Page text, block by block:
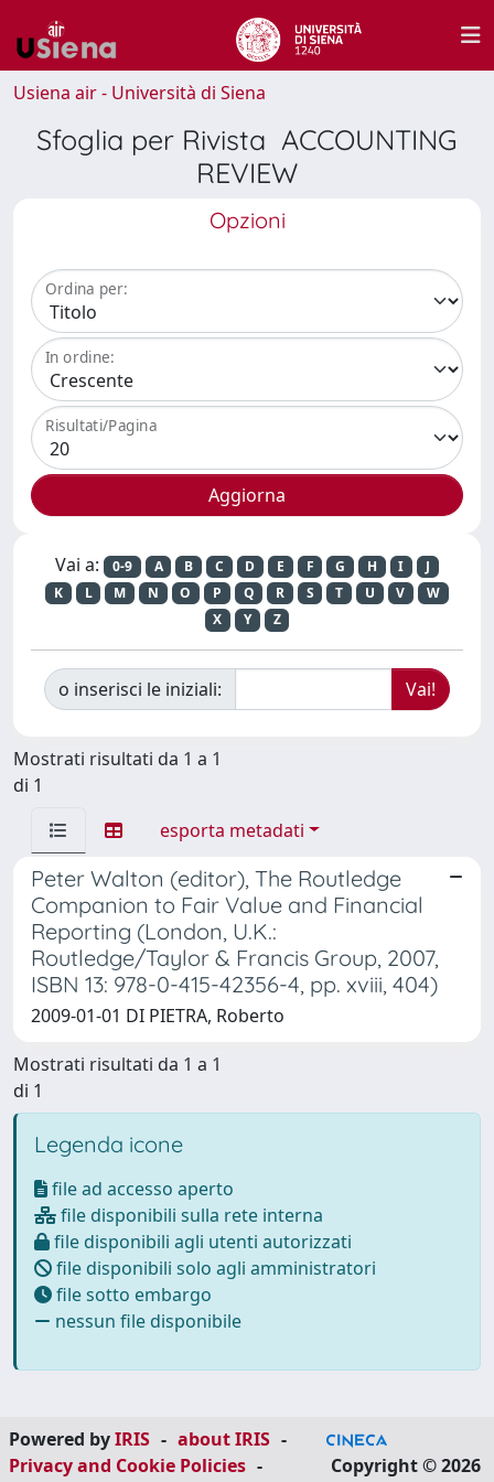
Usiena air - Università di Siena
Sfoglia per Rivista ACCOUNTING
REVIEW
Opzioni
Ordina per:
In ordine:
Risultati/Pagina
Vai a: 0-9 A B C D E F G H I
J
K
L M N O P Q R S T U V
W
X
Y Z
o inserisci le iniziali:
Mostrati risultati da 1 a 1
di 1
esporta metadati
Peter Walton (editor), The Routledge
Companion to Fair Value and Financial
Reporting (London, U.K.:
Routledge/Taylor & Francis Group, 2007,
ISBN 13: 978-0-415-42356-4, pp. xviii, 404)
2009-01-01 DI PIETRA, Roberto
Mostrati risultati da 1 a 1
di 1
Legenda icone
file ad accesso aperto
file disponibili sulla rete interna
file disponibili agli utenti autorizzati
file disponibili solo agli amministratori
file sotto embargo
nessun file disponibile
Powered byIRIS - about IRIS -
Privacy and Cookie Policies -
Copyright © 2026